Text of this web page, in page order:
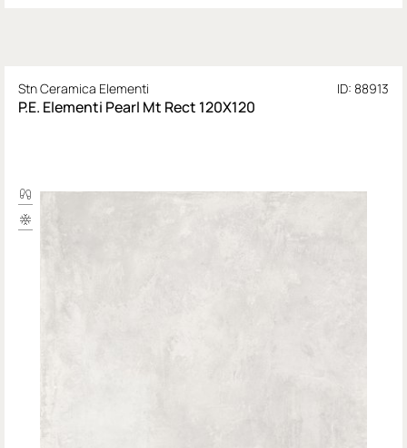
Stn Ceramica Elementi ID: 88913
P.E. Elementi Pearl Mt Rect 120X120